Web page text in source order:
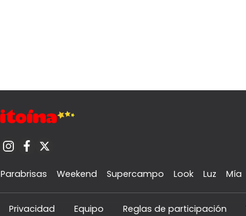
Parabrisas Weekend Supercampo Look Luz Mía
Privacidad Equipo Reglas de participación